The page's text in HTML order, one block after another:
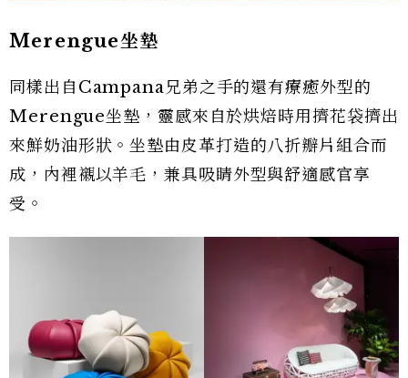
Merengue坐墊
同樣出自Campana兄弟之手的還有療癒外型的
Merengue坐墊，靈感來自於烘焙時用擠花袋擠出
來鮮奶油形狀。坐墊由皮革打造的八折瓣片組合而
成，內裡襯以羊毛，兼具吸睛外型與舒適感官享
受。